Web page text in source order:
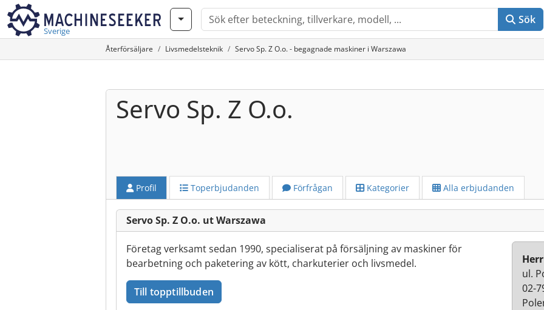
Sverige
Sök
Återförsäljare Livsmedelsteknik Servo Sp. Z O.o. - begagnade maskiner i Warszawa
Servo Sp. Z O.o.
Profil Toperbjudanden Förfrågan Kategorier Alla erbjudanden
Servo Sp. Z O.o. ut Warszawa
Företag verksamt sedan 1990, specialiserat på försäljning av maskiner för
bearbetning och paketering av kött, charkuterier och livsmedel.
Till topptillbuden
ul.
02-